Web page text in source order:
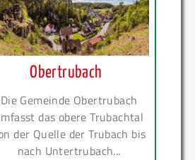
Obertrubach
Die Gemeinde Obertrubach
das obere Trubachtal
der Quelle der Trubach bis
nach Untertrubach...